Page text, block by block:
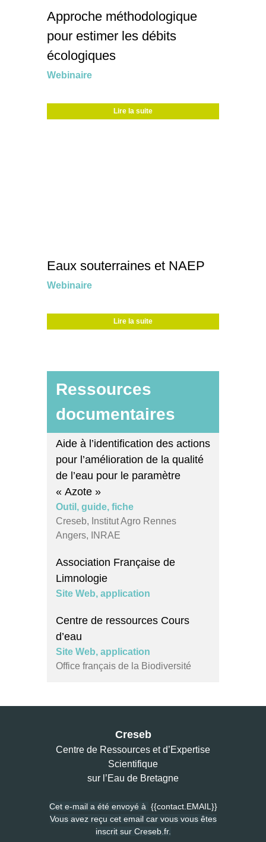
Approche méthodologique
pour estimer les débits
écologiques
Webinaire
Lire la suite
Eaux souterraines et NAEP
Webinaire
Lire la suite
Ressources
documentaires
Aide à l’identification des actions
pour l’amélioration de la qualité
de l’eau pour le paramètre
« Azote »
Outil, guide, fiche
Creseb, Institut Agro Rennes
Angers, INRAE
Association Française de
Limnologie
Site Web, application
Centre de ressources Cours
d’eau
Site Web, application
Office français de la Biodiversité
Creseb
Centre de Ressources et d’Expertise
Scientifique
sur l’Eau de Bretagne
Cet e-mail a été envoyé à {{contact.EMAIL}}
Vous avez reçu cet email car vous vous êtes
inscrit sur Creseb.fr.